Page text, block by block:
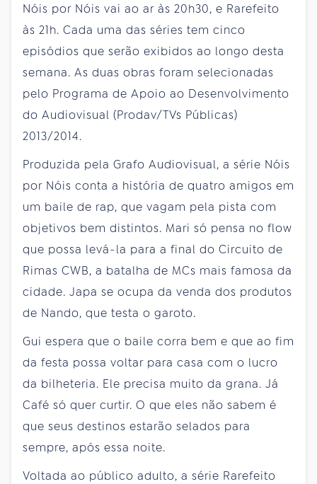
Nóis por Nóis vai ao ar às 20h30, e Rarefeito
às 21h. Cada uma das séries tem cinco
episódios que serão exibidos ao longo desta
semana. As duas obras foram selecionadas
pelo Programa de Apoio ao Desenvolvimento
do Audiovisual (Prodav/TVs Públicas)
2013/2014.
Produzida pela Grafo Audiovisual, a série Nóis
por Nóis conta a história de quatro amigos em
um baile de rap, que vagam pela pista com
objetivos bem distintos. Mari só pensa no flow
que possa levá-la para a final do Circuito de
Rimas CWB, a batalha de MCs mais famosa da
cidade. Japa se ocupa da venda dos produtos
de Nando, que testa o garoto.
Gui espera que o baile corra bem e que ao fim
da festa possa voltar para casa com o lucro
da bilheteria. Ele precisa muito da grana. Já
Café só quer curtir. O que eles não sabem é
que seus destinos estarão selados para
sempre, após essa noite.
Voltada ao público adulto, a série Rarefeito